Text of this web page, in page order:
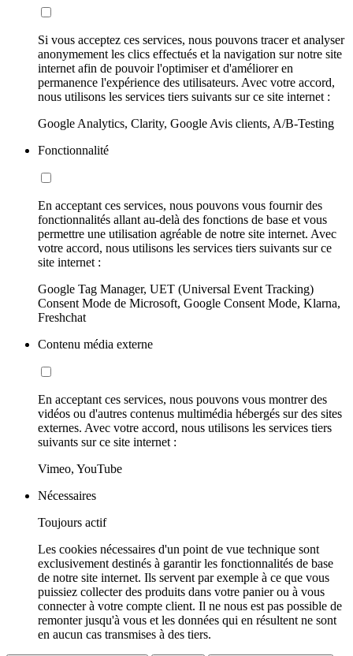
Si vous acceptez ces services, nous pouvons tracer et analyser
anonymement les clics effectués et la navigation sur notre site
internet afin de pouvoir l'optimiser et d'améliorer en
permanence l'expérience des utilisateurs. Avec votre accord,
nous utilisons les services tiers suivants sur ce site internet :
Google Analytics, Clarity, Google Avis clients, A/B-Testing
Fonctionnalité
En acceptant ces services, nous pouvons vous fournir des
fonctionnalités allant au-delà des fonctions de base et vous
permettre une utilisation agréable de notre site internet. Avec
votre accord, nous utilisons les services tiers suivants sur ce
site internet :
Google Tag Manager, UET (Universal Event Tracking)
Consent Mode de Microsoft, Google Consent Mode, Klarna,
Freshchat
Contenu média externe
En acceptant ces services, nous pouvons vous montrer des
vidéos ou d'autres contenus multimédia hébergés sur des sites
externes. Avec votre accord, nous utilisons les services tiers
suivants sur ce site internet :
Vimeo, YouTube
Nécessaires
Toujours actif
Les cookies nécessaires d'un point de vue technique sont
exclusivement destinés à garantir les fonctionnalités de base
de notre site internet. Ils servent par exemple à ce que vous
puissiez collecter des produits dans votre panier ou à vous
connecter à votre compte client. Il ne nous est pas possible de
remonter jusqu'à vous et les données qui en résultent ne sont
en aucun cas transmises à des tiers.